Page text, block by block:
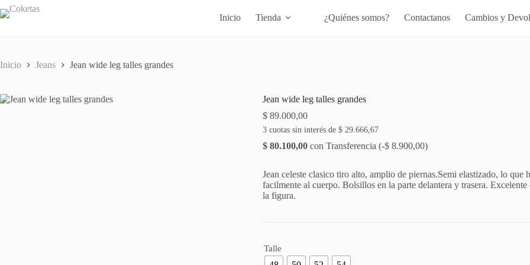
Saltar
al
Inicio Tienda ¿Quiénes somos? Contactanos Cambios y
Inicio Jeans Jean wide leg talles grandes
Jean wide leg talles grandes
$89.000,00
3 cuotas sin interés de $29.666,67
$80.100,00con Transferencia (-$8.900,00)
Jean celeste clasico tiro alto, amplio de piernas.Semi elastizado, lo que
facilmente al cuerpo. Bolsillos en la parte delantera y trasera. Excelente
la figura.
Talle